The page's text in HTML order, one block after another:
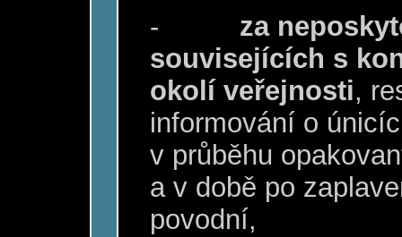
-
za
souvisejících s
okolí veřejnosti,
informování o
v průběhu
a v době po
povodní,